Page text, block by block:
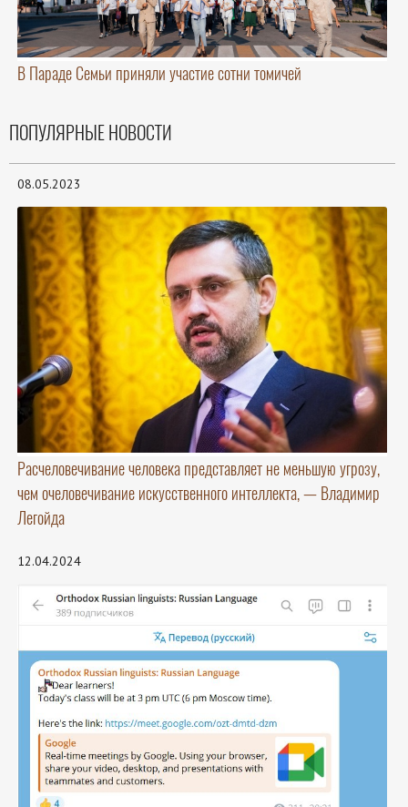
В Параде Семьи приняли участие сотни томичей
ПОПУЛЯРНЫЕ НОВОСТИ
08.05.2023
Расчеловечивание человека представляет не меньшую угрозу,
чем очеловечивание искусственного интеллекта, — Владимир
Легойда
12.04.2024